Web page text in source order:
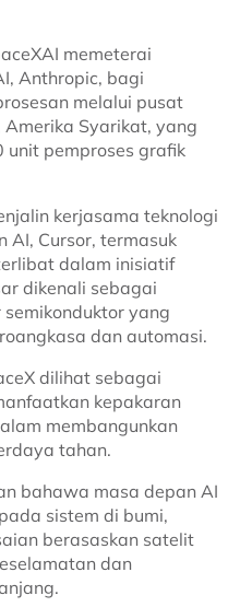
memeterai
Anthropic, bagi
melalui pusat
Amerika Syarikat, yang
unit pemproses grafik
kerjasama teknologi
AI, Cursor, termasuk
dalam inisiatif
dikenali sebagai
yang
dan automasi.
dilihat sebagai
kepakaran
membangunkan
tahan.
bahawa masa depan AI
sistem di bumi,
berasaskan satelit
dan